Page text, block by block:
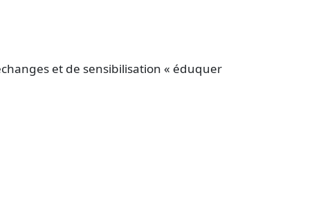
et de sensibilisation « éduquer